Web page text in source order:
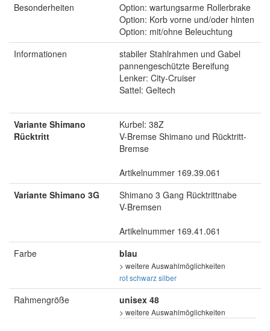
Besonderheiten
Option: wartungsarme Rollerbrake
Option: Korb vorne und/oder hinten
Option: mit/ohne Beleuchtung
Informationen
stabiler Stahlrahmen und Gabel
pannengeschützte Bereifung
Lenker: City-Cruiser
Sattel: Geltech
Variante Shimano
Rücktritt
Kurbel: 38Z
V-Bremse Shimano und Rücktritt-
Bremse
Artikelnummer 169.39.061
Variante Shimano 3G
Shimano 3 Gang Rücktrittnabe
V-Bremsen
Artikelnummer 169.41.061
Farbe
blau
> weitere Auswahlmöglichkeiten
rotschwarzsilber
Rahmengröße unisex 48
> weitere Auswahlmöglichkeiten